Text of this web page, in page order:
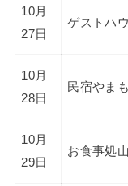
10月
27日
ゲストハ
10月
28日
民宿やま
10月
29日
お食事処